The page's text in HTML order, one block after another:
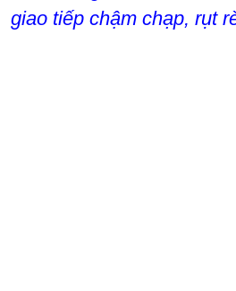
giao tiếp chậm chạp, rụt